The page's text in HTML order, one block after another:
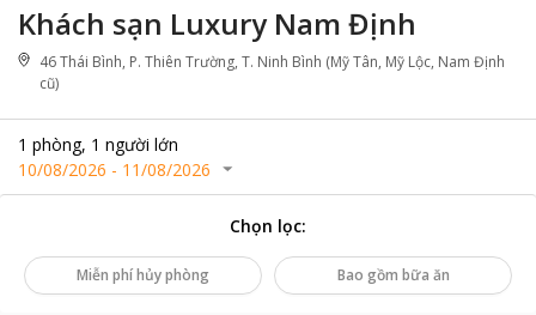
Khách sạn Luxury Nam Định
46 Thái Bình, P. Thiên Trường, T. Ninh Bình (Mỹ Tân, Mỹ Lộc, Nam Định
cũ)
1 phòng, 1 người lớn
10/08/2026 - 11/08/2026
Chọn lọc:
Miễn phí hủy phòng Bao gồm bữa ăn